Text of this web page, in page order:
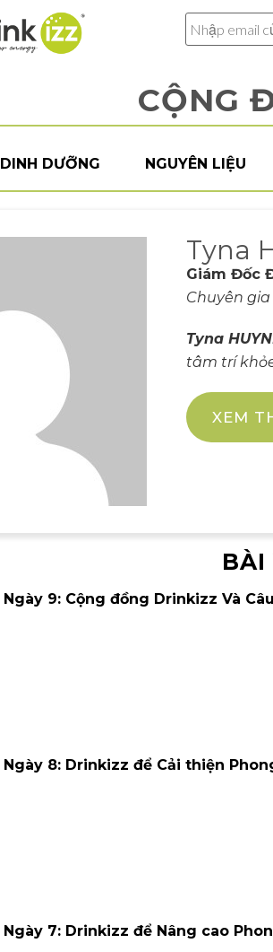
CỘNG
DINH DƯỠNG NGUYÊN LIỆU
Tyna
Giám Đốc
Chuyên
Tyna
tâm trí
XEM
BÀI
Ngày 9: Cộng đồng Drinkizz Và
Ngày 8: Drinkizz để Cải thiện
Ngày 7: Drinkizz để Nâng cao